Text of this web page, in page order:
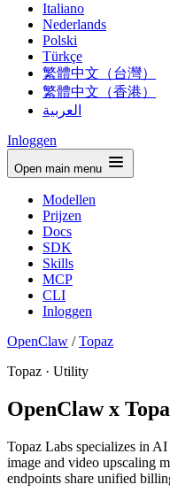
Italiano
Nederlands
Polski
Türkçe
繁體中文（台灣）
繁體中文（香港）
العربية
Inloggen
Open main menu
Modellen
Prijzen
Docs
SDK
Skills
MCP
CLI
Inloggen
OpenClaw /Topaz
Topaz · Utility
OpenClaw x
Topaz Labs specializes in
image and video upscaling
endpoints share unified